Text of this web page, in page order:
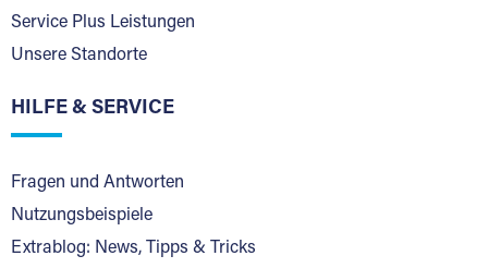
Service Plus Leistungen
Unsere Standorte
HILFE & SERVICE
Fragen und Antworten
Nutzungsbeispiele
Extrablog: News, Tipps & Tricks